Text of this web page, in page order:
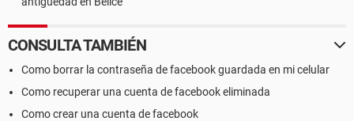
CONSULTA TAMBIÉN
Como borrar la contraseña de facebook guardada en mi celular
Como recuperar una cuenta de facebook eliminada
Como crear una cuenta de facebook